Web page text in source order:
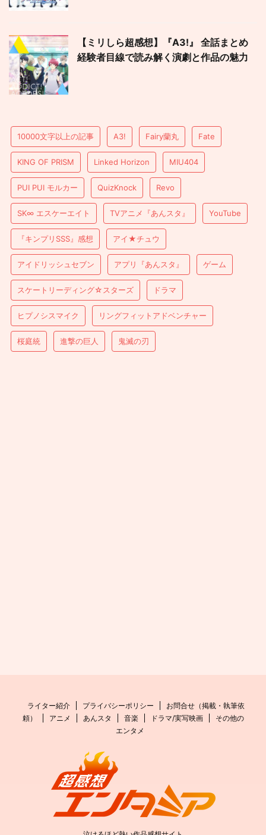
【ミリしら超感想】『A3!』 全話まとめ
経験者目線で読み解く演劇と作品の魅力
10000文字以上の記事 A3! Fairy蘭丸 Fate
KING OF PRISM Linked Horizon MIU404
PUI PUI モルカー QuizKnock Revo
SK∞ エスケーエイト TVアニメ『あんスタ』 YouTube
『キンプリSSS』感想 アイ★チュウ
アイドリッシュセブン アプリ『あんスタ』 ゲーム
スケートリーディング☆スターズ ドラマ
ヒプノシスマイク リングフィットアドベンチャー
桜庭統 進撃の巨人 鬼滅の刃
ライター紹介 プライバシーポリシー
お問合せ（掲載・執筆依
頼）
アニメ あんスタ 音楽 ドラマ/実写映画
その他の
エンタメ